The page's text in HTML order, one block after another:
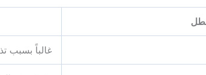
غالباً بسبب